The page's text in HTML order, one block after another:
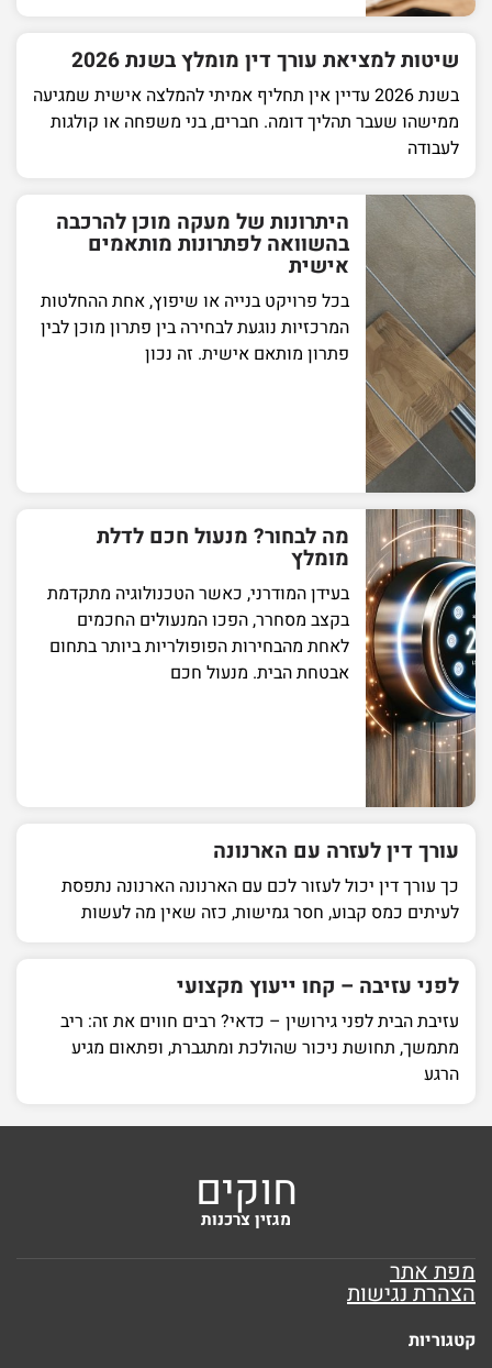
שיטות למציאת עורך דין מומלץ בשנת 2026
בשנת 2026 עדיין אין תחליף אמיתי להמלצה אישית שמגיעה
ממישהו שעבר תהליך דומה. חברים, בני משפחה או קולגות
לעבודה
היתרונות של מעקה מוכן להרכבה
בהשוואה לפתרונות מותאמים
אישית
בכל פרויקט בנייה או שיפוץ, אחת ההחלטות
המרכזיות נוגעת לבחירה בין פתרון מוכן לבין
פתרון מותאם אישית. זה נכון
מה לבחור? מנעול חכם לדלת
מומלץ
בעידן המודרני, כאשר הטכנולוגיה מתקדמת
בקצב מסחרר, הפכו המנעולים החכמים
לאחת מהבחירות הפופולריות ביותר בתחום
אבטחת הבית. מנעול חכם
עורך דין לעזרה עם הארנונה
כך עורך דין יכול לעזור לכם עם הארנונה הארנונה נתפסת
לעיתים כמס קבוע, חסר גמישות, כזה שאין מה לעשות
לפני עזיבה – קחו ייעוץ מקצועי
עזיבת הבית לפני גירושין – כדאי? רבים חווים את זה: ריב
מתמשך, תחושת ניכור שהולכת ומתגברת, ופתאום מגיע
הרגע
חוקים
מגזין צרכנות
מפת אתר
הצהרת נגישות
קטגוריות